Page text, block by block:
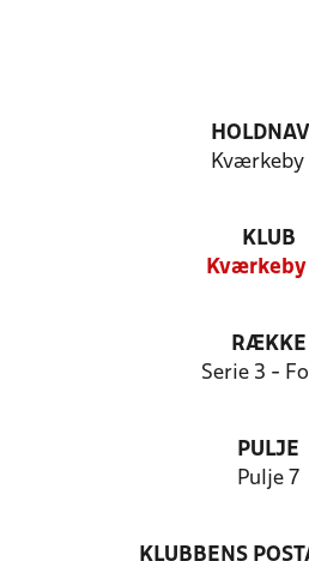
Kværkeby
KLUB
Kværkeby
RÆKKE
Serie 3 -
PULJE
Pulje 7
KLUBBENS